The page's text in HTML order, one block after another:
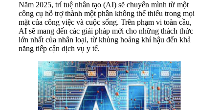
Năm 2025, trí tuệ nhân tạo (AI) sẽ chuyển mình từ một
công cụ hỗ trợ thành một phần không thể thiếu trong mọi
mặt của công việc và cuộc sống. Trên phạm vi toàn cầu,
AI sẽ mang đến các giải pháp mới cho những thách thức
lớn nhất của nhân loại, từ khủng hoảng khí hậu đến khả
năng tiếp cận dịch vụ y tế.